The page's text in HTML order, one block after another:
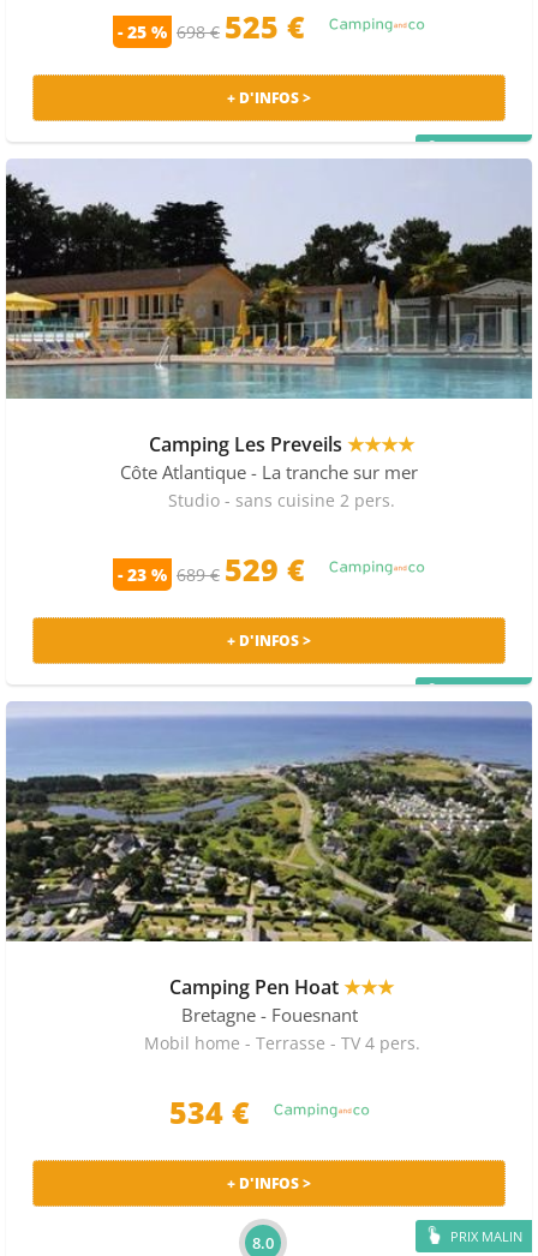
découvertes locales, ambiance conviviale et souvenirs
improvisées que l’on vit les moments les plus
authentiques, entre détente en bord de mer et
Le saviez-vous ?
Mobil Home Express rassemble un grand nombre
d'offres provenant des principaux sites professionnels
du tourisme. Ainsi, vous bénéficiez d'une qualité de
service garantie.
- 25 % 698 € 525 €
+ D'INFOS >
Camping Les Preveils ★★★★
Côte Atlantique - La tranche sur mer
Studio - sans cuisine 2 pers.
- 23 % 689 € 529 €
+ D'INFOS >
Camping Pen Hoat★★★
Bretagne - Fouesnant
Mobil home - Terrasse - TV 4 pers.
534 €
PRIX MALIN
+ D'INFOS >
8.0